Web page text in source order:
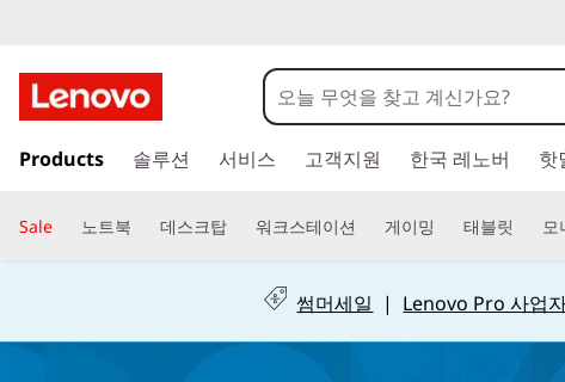
무
용
고
데
요
텐
츠
뛰
Products 솔루션 서비스 고객지원 한국 레노버 핫
Sale 노트북 데스크탑 워크스테이션 게이밍 태블릿 모
썸머세일 | Lenovo Pro 사업